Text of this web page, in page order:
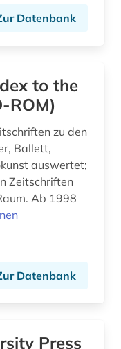
Datenbank
to the
ROM)
zu den
Ballett,
auswertet;
Zeitschriften
Ab 1998
Datenbank
Press